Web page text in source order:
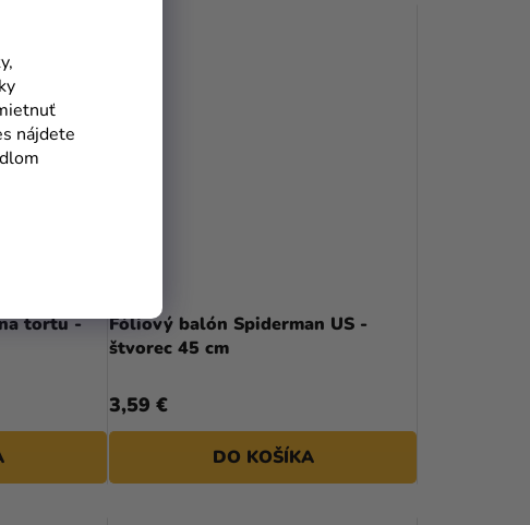
nájdete
tortu -
Fóliový balón Spiderman US -
štvorec 45 cm
3,59 €
DO KOŠÍKA